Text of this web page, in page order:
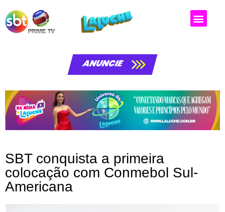
ANUNCIE
SBT conquista a primeira
colocação com Conmebol Sul-
Americana